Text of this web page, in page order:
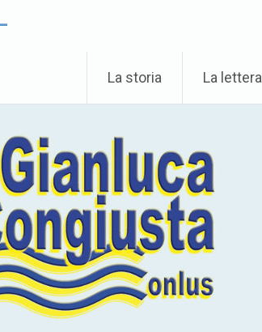
La storia La lettera